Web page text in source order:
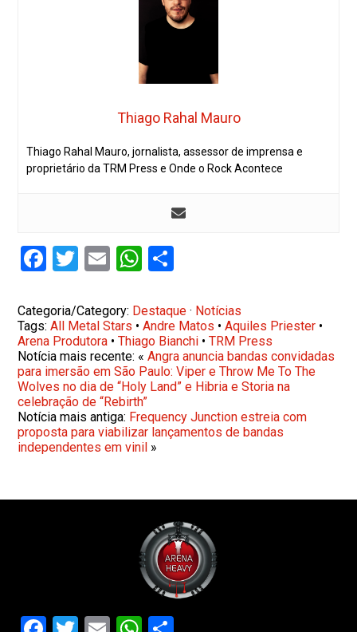
Thiago Rahal Mauro
Thiago Rahal Mauro, jornalista, assessor de imprensa e
proprietário da TRM Press e Onde o Rock Acontece
Facebook
Twitter
EmailWhatsApp
Categoria/Category: Destaque · Notícias
Tags:All Metal Stars •Andre Matos •Aquiles Priester •
Arena Produtora •Thiago Bianchi •TRM Press
Notícia mais recente: «Angra anuncia bandas convidadas
para imersão em São Paulo: Viper e Throw Me To The
Wolves no dia de “Holy Land” e Hibria e Storia na
celebração de “Rebirth”
Notícia mais antiga: Frequency Junction estreia com
proposta para viabilizar lançamentos de bandas
independentes em vinil »